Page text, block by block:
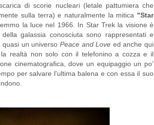
di scorie nucleari (letale pattumiera che
sulla terra) e naturalmente la mitica "Star
la luce nel 1966. In Star Trek la visione è
galassia conosciuta sono rappresentati e
quasi un universoPeace and Love ed anche qui
realtà non solo con il telefonino a cozza e il
cinematografica, dove un equipaggio un po'
per salvare l'ultima balena e con essa il suo